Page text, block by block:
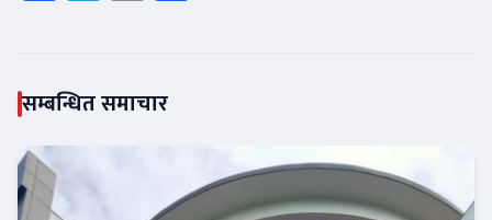
सम्बन्धित समाचार